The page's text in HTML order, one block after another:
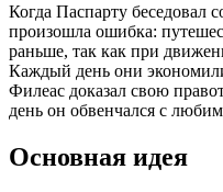
Когда Паспарту беседовал
произошла ошибка:
раньше, так как при
Каждый день они
Филеас доказал свою
день он обвенчался с
Основная идея